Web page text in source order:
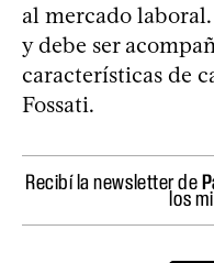
al mercado
y debe ser
características de
Fossati.
Recibí la newsletter de
los